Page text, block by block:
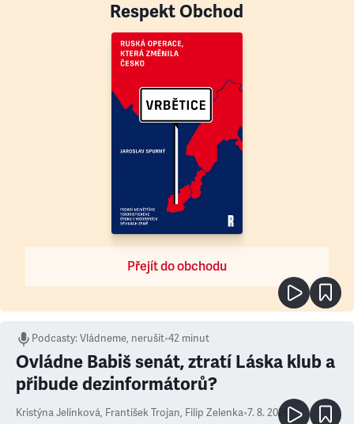
Respekt Obchod
Přejít do obchodu
Podcasty:Vládneme, nerušit•42 minut
Ovládne Babiš senát, ztratí Láska klub a
přibude dezinformátorů?
Kristýna Jelínková, František Trojan, Filip Zelenka•7. 8. 2026